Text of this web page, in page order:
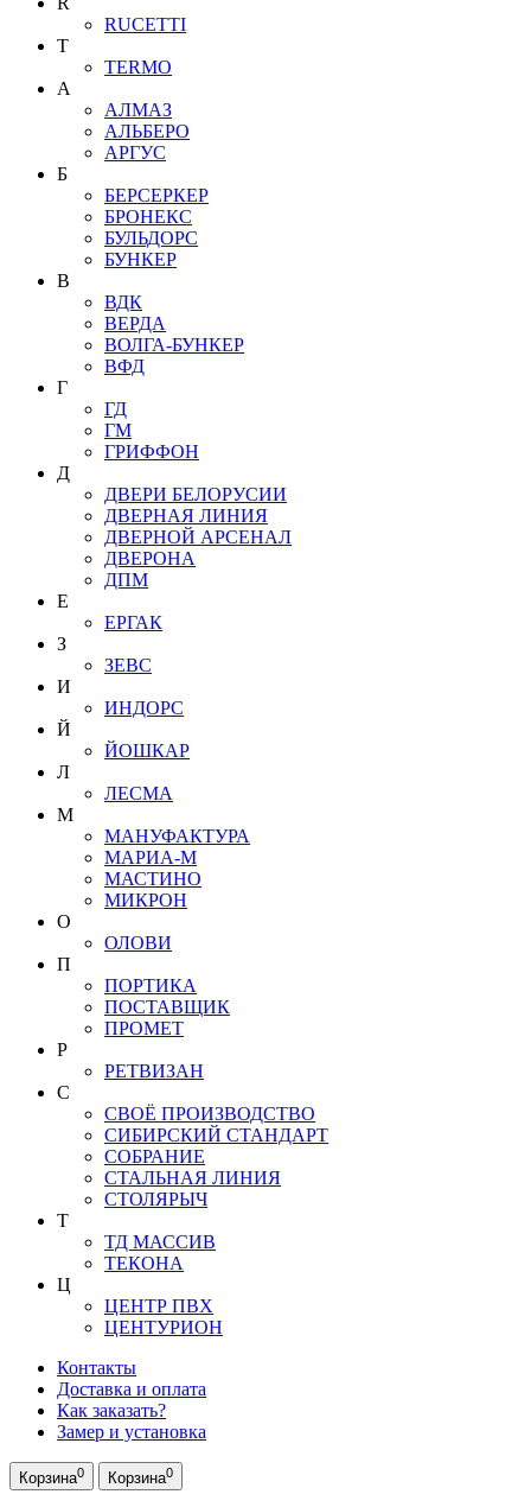
RUCETTI
T
TERMO
А
АЛМАЗ
АЛЬБЕРО
АРГУС
Б
БЕРСЕРКЕР
БРОНЕКС
БУЛЬДОРС
БУНКЕР
В
ВДК
ВЕРДА
ВОЛГА-БУНКЕР
ВФД
Г
ГД
ГМ
ГРИФФОН
Д
ДВЕРИ БЕЛОРУСИИ
ДВЕРНАЯ ЛИНИЯ
ДВЕРНОЙ АРСЕНАЛ
ДВЕРОНА
ДПМ
Е
ЕРГАК
З
ЗЕВС
И
ИНДОРС
Й
ЙОШКАР
Л
ЛЕСМА
М
МАНУФАКТУРА
МАРИА-М
МАСТИНО
МИКРОН
О
ОЛОВИ
П
ПОРТИКА
ПОСТАВЩИК
ПРОМЕТ
Р
РЕТВИЗАН
С
СВОЁ ПРОИЗВОДСТВО
СИБИРСКИЙ СТАНДАРТ
СОБРАНИЕ
СТАЛЬНАЯ ЛИНИЯ
СТОЛЯРЫЧ
Т
ТД МАССИВ
ТЕКОНА
Ц
ЦЕНТР ПВХ
ЦЕНТУРИОН
Контакты
Доставка и оплата
Как заказать?
Замер и установка
Корзина0 Корзина0